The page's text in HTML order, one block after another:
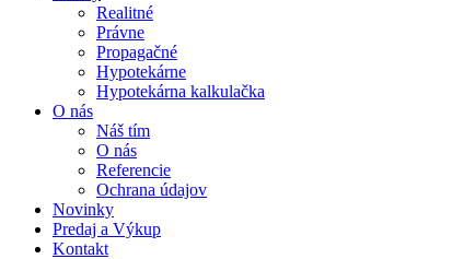
Realitné
Právne
Propagačné
Hypotekárne
Hypotekárna kalkulačka
O nás
Náš tím
O nás
Referencie
Ochrana údajov
Novinky
Predaj a Výkup
Kontakt